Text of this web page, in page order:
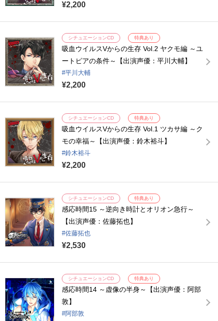
¥2,200
シチュエーションCD 特典あり
吸血ウイルスVからの生存 Vol.2 ヤクモ編 ～ユ
ートピアの条件～【出演声優：平川大輔】
平川大輔
¥2,200
シチュエーションCD 特典あり
吸血ウイルスVからの生存 Vol.1 ツカサ編 ～ク
モの幸福～【出演声優：鈴木裕斗】
鈴木裕斗
¥2,200
シチュエーションCD 特典あり
感応時間15 ～逆向き時計とオリオン急行～
【出演声優：佐藤拓也】
佐藤拓也
¥2,530
シチュエーションCD 特典あり
感応時間14 ～虚像の半身～【出演声優：阿部
敦】
阿部敦